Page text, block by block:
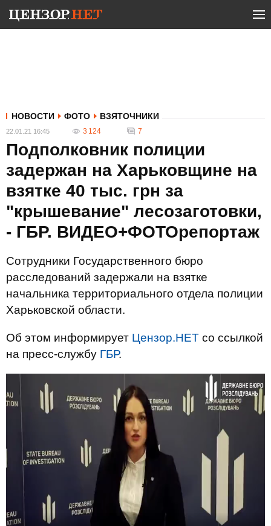
НОВОСТИ ФОТО ВЗЯТОЧНИКИ
22.01.21 16:45 3 124 7
Подполковник полиции
задержан на Харьковщине на
взятке 40 тыс. грн за
"крышевание" лесозаготовки,
- ГБР. ВИДЕО+ФОТОрепортаж
Сотрудники Государственного бюро
расследований задержали на взятке
начальника территориального отдела полиции
Харьковской области.
Об этом информирует Цензор.НЕТ со ссылкой
на пресс-службу ГБР.